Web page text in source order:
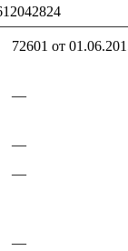
72601 от
—
—
—
—